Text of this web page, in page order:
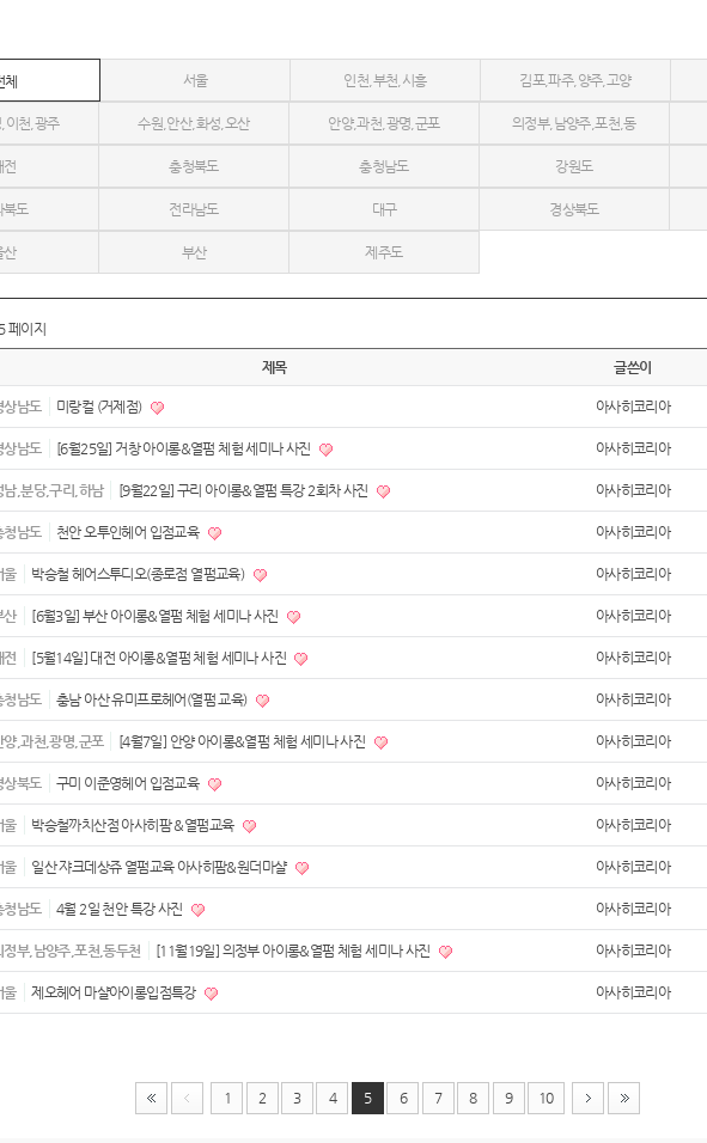
체 서울 인천,부천,시흥 김포,파주,양주,고양
이천,광주 수원,안산,화성,오산 안양,과천,광명,군포 의정부,남양주,포천,동
두천
전 충청북도 충청남도 강원도
북도 전라남도 대구 경상북도
산 부산 제주도
페이지
제목 글쓴이
상남도 미랑컬 (거제점) 아사히코리아
상남도 [6월25일] 거창 아이롱&열펌 체험 세미나 사진 아사히코리아
남,분당,구리,하남 [9월22일] 구리 아이롱&열펌 특강 2회차 사진 아사히코리아
청남도 천안 오투인헤어 입점교육 아사히코리아
울 박승철 헤어스투디오(종로점 열펌교육) 아사히코리아
산 [6월3일] 부산 아이롱&열펌 체험 세미나 사진 아사히코리아
전 [5월14일] 대전 아이롱&열펌 체험 세미나 사진 아사히코리아
청남도 충남 아산 유미프로헤어(열펌 교육) 아사히코리아
양,과천,광명,군포 [4월7일] 안양 아이롱&열펌 체험 세미나 사진 아사히코리아
상북도 구미 이준영헤어 입점교육 아사히코리아
울 박승철까치산점 아사히팜 &열펌교육 아사히코리아
울 일산 쟈크데상쥬 열펌교육 아사히팜&원더마샬 아사히코리아
청남도 4월 2일 천안 특강 사진 아사히코리아
정부,남양주,포천,동두천 [11월19일] 의정부 아이롱&열펌 체험 세미나 사진 아사히코리아
울 제오헤어 마샬아이롱입점특강 아사히코리아
1 2 3 4 5 6 7 8 9 10